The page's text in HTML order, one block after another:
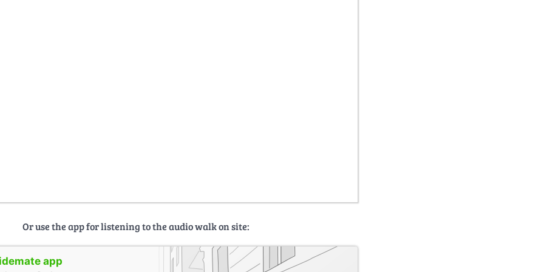
Or use the app for listening to the audio walk on site:
app